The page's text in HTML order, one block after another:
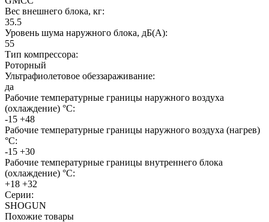
Вес внешнего блока, кг:
35.5
Уровень шума наружного блока, дБ(А):
55
Тип компрессора:
Роторный
Ультрафиолетовое обеззараживание:
да
Рабочие температурные границы наружного воздуха
(охлаждение) °C:
-15 +48
Рабочие температурные границы наружного воздуха (нагрев)
°C:
-15 +30
Рабочие температурные границы внутреннего блока
(охлаждение) °C:
+18 +32
Серии:
SHOGUN
Похожие товары